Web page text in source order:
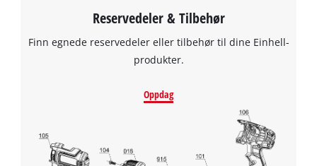
We need your consent to load the
Google Maps service!
This content is not permitted to load due
Reservedeler & Tilbehør
Finn egnede reservedeler eller tilbehør til dine Einhell-
produkter.
Oppdag